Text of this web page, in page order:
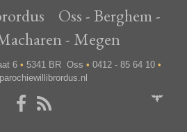
Oss - Berghem -
- Megen
6 • 5341 BR Oss • 0412 - 85 64 10 •